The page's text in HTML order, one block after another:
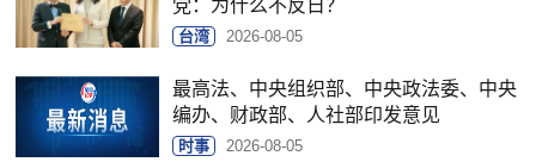
党：为什么不反日？
台湾 2026-08-05
最高法、中央组织部、中央政法委、中央
编办、财政部、人社部印发意见
时事 2026-08-05